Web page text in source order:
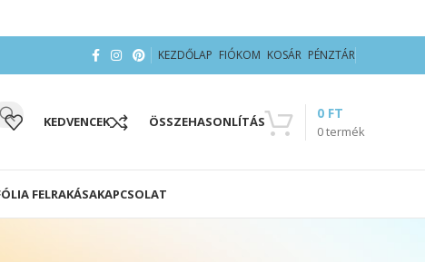
KEZDŐLAP FIÓKOM KOSÁR PÉNZTÁR
KEDVENCEK ÖSSZEHASONLÍTÁS
0termék
0 FT
FELRAKÁSAKAPCSOLAT